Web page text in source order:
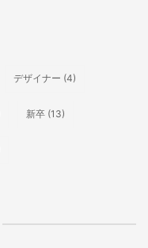
デザイナー (4)
新卒 (13)